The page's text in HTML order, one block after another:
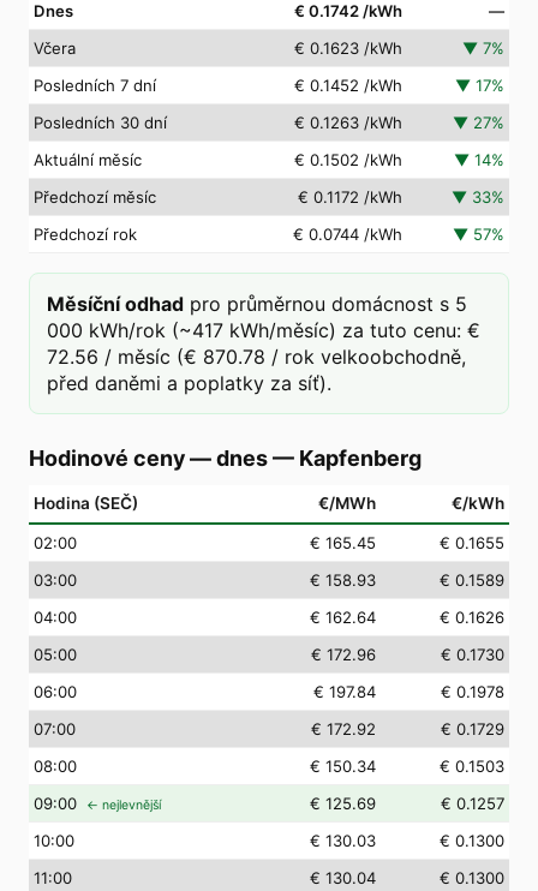
Dnes € 0.1742 /kWh
—
Včera
€ 0.1623 /kWh ▼ 7%
Posledních 7 dní
€ 0.1452 /kWh ▼ 17%
Posledních 30 dní
€ 0.1263 /kWh ▼ 27%
Aktuální měsíc
€ 0.1502 /kWh ▼ 14%
Předchozí měsíc
€ 0.1172 /kWh ▼ 33%
Předchozí rok
€ 0.0744 /kWh ▼ 57%
Měsíční odhad pro průměrnou domácnost s 5
000 kWh/rok (~417 kWh/měsíc) za tuto cenu: €
72.56 / měsíc (€ 870.78 / rok velkoobchodně,
před daněmi a poplatky za síť).
Hodinové ceny — dnes— Kapfenberg
Hodina (SEČ) €/MWh €/kWh
02:00 € 165.45
€ 0.1655
03:00 € 158.93
€ 0.1589
04:00 € 162.64
€ 0.1626
05:00 € 172.96
€ 0.1730
06:00 € 197.84
€ 0.1978
07:00 € 172.92
€ 0.1729
08:00 € 150.34
€ 0.1503
09:00 ← nejlevnější € 125.69
€ 0.1257
10:00 € 130.03
€ 0.1300
11:00 € 130.04
€ 0.1300